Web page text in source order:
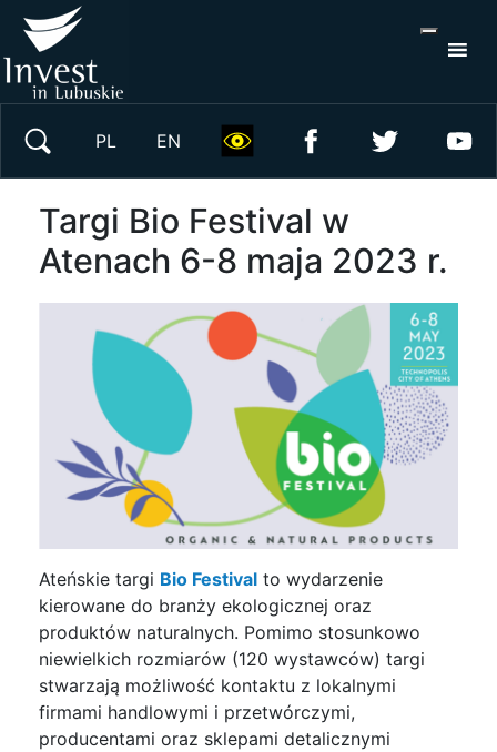
PL EN
Targi Bio Festival w
Atenach 6-8 maja 2023 r.
Ateńskie targi Bio Festival to wydarzenie
kierowane do branży ekologicznej oraz
produktów naturalnych. Pomimo stosunkowo
niewielkich rozmiarów (120 wystawców) targi
stwarzają możliwość kontaktu z lokalnymi
firmami handlowymi i przetwórczymi,
producentami oraz sklepami detalicznymi
Wyszukaj w serwisie